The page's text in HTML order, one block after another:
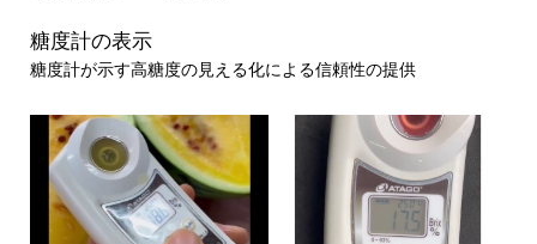
糖度計の表示
糖度計が示す高糖度の見える化による信頼性の提供